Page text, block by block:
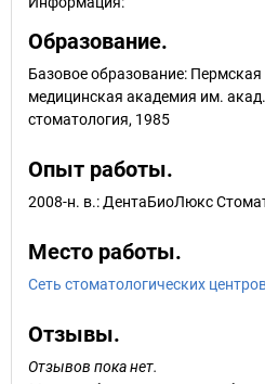
Образование.
Базовое образование: Пермская
медицинская академия им.
стоматология, 1985
Опыт работы.
2008-н. в.: ДентаБиоЛюкс
Место работы.
Сеть стоматологических
Отзывы.
Отзывов пока нет.